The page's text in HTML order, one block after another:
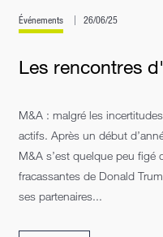
Événements 26/06/25
Les rencontres
M&A : malgré les
actifs. Après un début
M&A s’est quelque peu figé
fracassantes de Donald
ses partenaires...